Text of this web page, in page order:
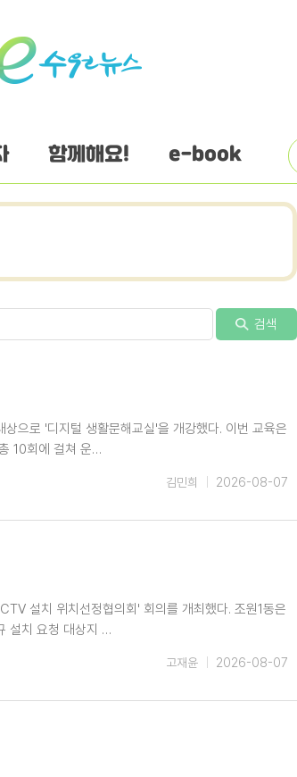
함께해요! e-book
검색
으로 '디지털 생활문해교실'을 개강했다. 이번 교육은
10회에 걸쳐 운…
2026-08-07
김민희
설치 위치선정협의회' 회의를 개최했다. 조원1동은
설치 요청 대상지 …
2026-08-07
고재윤